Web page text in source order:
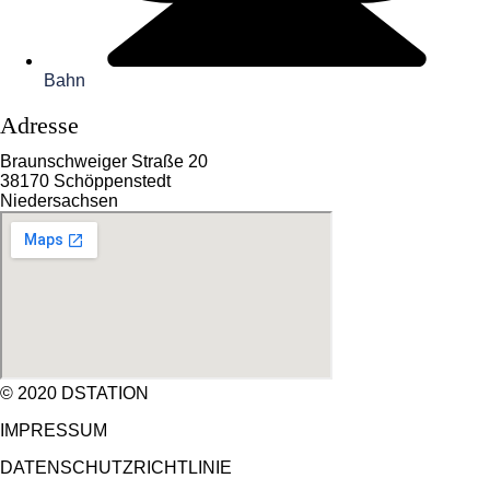
Bahn
Adresse
Braunschweiger Straße 20
38170 Schöppenstedt
Niedersachsen
© 2020 DSTATION
IMPRESSUM
DATENSCHUTZRICHTLINIE